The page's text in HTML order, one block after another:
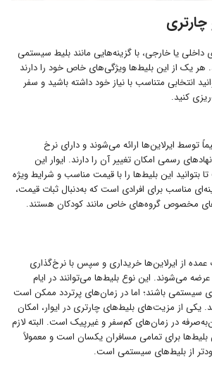
داخلی یا خارجی، با گزینه‌هایی مانند بلیط سیستمی
یک از این بلیط‌ها ویژگی‌های خاص خود را دارند
انتخابی متناسب با نیاز خود داشته باشید و سفر
کنید.
توسط ایرلاین‌ها ارائه می‌شوند و دارای نرخ
رسمی امکان تغییر آن را دارند. ایوار این
بتوانید این بلیط‌ها را با قیمت مناسب و شرایط ویژه
مناسب برای افرادی است که به‌دنبال ثبات قیمت،
مخصوص گروه‌های خاص مانند کودکان هستند.
از ایرلاین‌ها خریداری و سپس با نرخ‌گذاری
می‌شوند. این نوع بلیط‌ها می‌توانند در ایام
سیستمی باشند؛ اما در زمان‌های پرتردد ممکن است
یکی از مزیت‌های بلیط‌های چارتری در ایوار، امکان
در زمان‌های کم‌سفر و غیرپیک است. البته لازم
برای تمامی مسافران یکسان است و معمولاً
از بلیط‌های سیستمی است.